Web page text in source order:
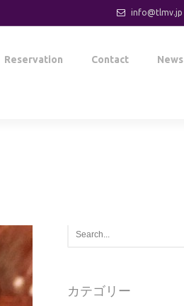
info@tlmv.jp
Reservation Contact News
カテゴリー